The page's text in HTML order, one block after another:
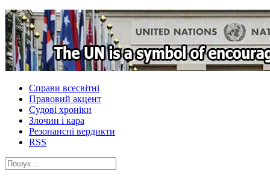
Справи всесвітні
Правовий акцент
Судові хроніки
Злочин і кара
Резонансні вердикти
RSS